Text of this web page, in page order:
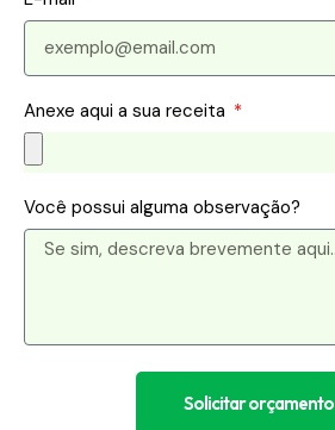
Anexe aqui a sua receita
Você possui alguma observação?
Solicitar orçamento